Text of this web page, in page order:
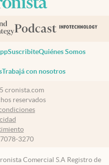
SuscribiteQuiénes Somos
Trabajá con nosotros
cronista.com
reservados
3270
Comercial S.A Registro de